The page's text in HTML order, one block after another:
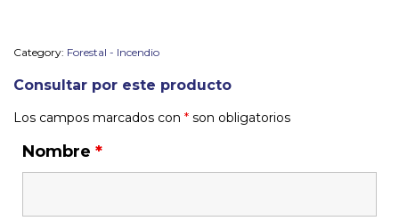
Category: Forestal - Incendio
Consultar por este producto
Los campos marcados con * son obligatorios
Nombre *